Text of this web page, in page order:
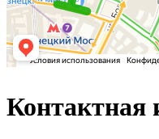
Контактная